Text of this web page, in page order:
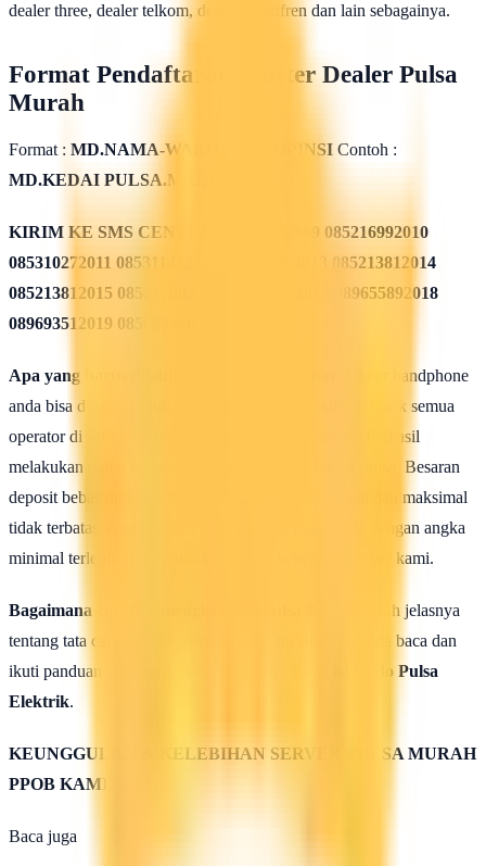
dealer three, dealer telkom, dealer smartfren dan lain sebagainya.
Format Pendaftaran Master Dealer Pulsa
Murah
Format : MD.NAMA-WARUNG.PROPINSI Contoh :
MD.KEDAI PULSA.MALILI
KIRIM KE SMS CENTER
085311562009 085216992010
085310272011 085311432012 085213782013 085213812014
085213812015 085215082016 085819962017 089655892018
089693512019 08568582020
Apa yang harus dilakukan seusai Mendaftar ?
Agar handphone
anda bisa dipakai untuk melakukan isi ulang pulsa elektrik semua
operator di seluruh wilayah Indonesia, maka setelah berhasil
melakukan daftar anda harus mengisi saldo deposit pulsa. Besaran
deposit bebas dengan ketentuan minimal 50rb rupiah dan maksimal
tidak terbatas. Anda bisa isi deposit saldo pulsa anda dengan angka
minimal terlebih dahulu untuk uji coba kehebatan server kami.
Bagaimana caranya mengisi saldo pulsa ?
Untuk lebih jelasnya
tentang tata cara isi saldo deposit pulsa ini silahkan anda baca dan
ikuti panduan yang terdapat di halaman :
Cara isi Saldo Pulsa
Elektrik.
KEUNGGULAN & KELEBIHAN SERVER PULSA MURAH
PPOB KAMI
Baca juga